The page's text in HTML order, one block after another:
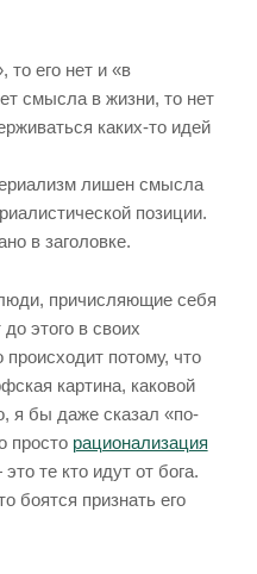
его нет и «в
смысла в жизни, то нет
каких-то идей
лишен смысла
позиции.
в заголовке.
причисляющие себя
этого в своих
потому, что
картина, каковой
я бы даже сказал «по-
просто рационализация
те кто идут от бога.
боятся признать его